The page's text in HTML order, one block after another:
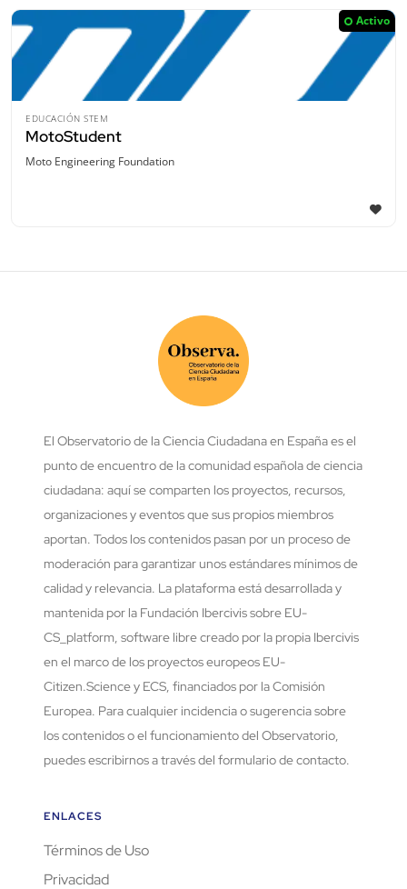
Activo
EDUCACIÓN STEM
MotoStudent
Moto Engineering Foundation
El Observatorio de la Ciencia Ciudadana en España es el
punto de encuentro de la comunidad española de ciencia
ciudadana: aquí se comparten los proyectos, recursos,
organizaciones y eventos que sus propios miembros
aportan. Todos los contenidos pasan por un proceso de
moderación para garantizar unos estándares mínimos de
calidad y relevancia. La plataforma está desarrollada y
mantenida por la Fundación Ibercivis sobre EU-
CS_platform, software libre creado por la propia Ibercivis
en el marco de los proyectos europeos EU-
Citizen.Science y ECS, financiados por la Comisión
Europea. Para cualquier incidencia o sugerencia sobre
los contenidos o el funcionamiento del Observatorio,
puedes escribirnos a través del formulario de contacto.
ENLACES
Términos de Uso
Privacidad